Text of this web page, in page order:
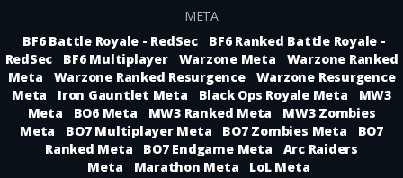
META
BF6 Battle Royale - RedSec
BF6 Ranked Battle Royale -
RedSec
BF6 Multiplayer Warzone Meta
Warzone Ranked
Meta
Warzone Ranked Resurgence
Warzone Resurgence
Meta
Iron Gauntlet Meta Black Ops Royale Meta
MW3
Meta
BO6 Meta MW3 Ranked Meta
MW3 Zombies
Meta
BO7 Multiplayer Meta BO7 Zombies Meta
BO7
Ranked Meta
BO7 Endgame Meta
Arc Raiders
Meta
Marathon Meta
LoL Meta